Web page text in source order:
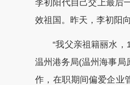
李初阳代自己交上最后
效祖国。昨天，李初阳
“我父亲祖籍丽水，
温州港务局(温州海事局
作，在职期间偏爱企业